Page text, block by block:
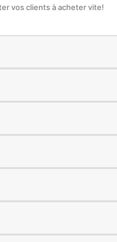
vos clients à acheter vite!